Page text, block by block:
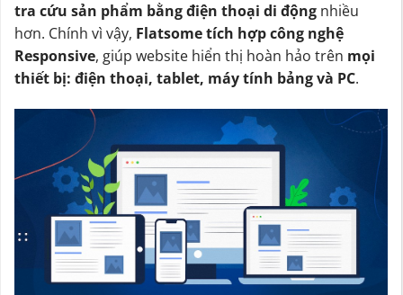
tra cứu sản phẩm bằng điện thoại di động nhiều
hơn. Chính vì vậy, Flatsome tích hợp công nghệ
Responsive, giúp website hiển thị hoàn hảo trên mọi
thiết bị: điện thoại, tablet, máy tính bảng và PC.